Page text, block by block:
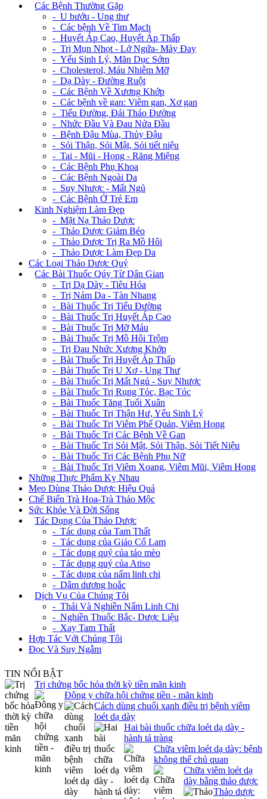
Các Bệnh Thường Gặp
- U bướu - Ung thư
- Các bệnh Về Tim Mạch
- Huyết Áp Cao, Huyết Áp Thấp
- Trị Mụn Nhọt - Lở Ngứa- Mày Đay
- Yếu Sinh Lý, Mãn Dục Sớm
- Cholesterol, Máu Nhiễm Mỡ
- Dạ Dày - Đường Ruột
- Các Bệnh Về Xương Khớp
- Các bệnh về gan: Viêm gan, Xơ gan
- Tiểu Đường, Đái Tháo Đường
- Nhức Đầu Và Đau Nửa Đầu
- Bệnh Đậu Mùa, Thủy Đậu
- Sỏi Thận, Sỏi Mật, Sỏi tiết niệu
- Tai - Mũi - Họng - Răng Miệng
- Các Bệnh Phụ Khoa
- Các Bệnh Ngoài Da
- Suy Nhược - Mất Ngủ
- Các Bệnh Ở Trẻ Em
Kinh Nghiệm Làm Đẹp
- Mặt Nạ Thảo Dược
- Thảo Dược Giảm Béo
- Thảo Dược Trị Ra Mồ Hôi
- Thảo Dược Làm Đẹp Da
Các Loại Thảo Dược Quý
Các Bài Thuốc Qúy Từ Dân Gian
- Trị Dạ Dày - Tiêu Hóa
- Trị Nám Da - Tàn Nhang
- Bài Thuốc Trị Tiểu Đường
- Bài Thuốc Trị Huyết Áp Cao
- Bài Thuốc Trị Mỡ Máu
- Bài Thuốc Trị Mồ Hôi Trộm
- Trị Đau Nhức Xương Khớp
- Bài Thuốc Trị Huyết Áp Thấp
- Bài Thuốc Trị U Xơ - Ung Thư
- Bài Thuốc Trị Mất Ngủ - Suy Nhược
- Bài Thuốc Trị Rụng Tóc, Bạc Tóc
- Bài Thuốc Tăng Tuổi Xuân
- Bài Thuốc Trị Thận Hư, Yếu Sinh Lý
- Bài Thuốc Trị Viêm Phế Quản, Viêm Họng
- Bài Thuốc Trị Các Bệnh Về Gan
- Bài Thuốc Trị Sỏi Mật, Sỏi Thận, Sỏi Tiết Niệu
- Bài Thuốc Trị Các Bệnh Phụ Nữ
- Bài Thuốc Trị Viêm Xoang, Viêm Mũi, Viêm Họng
Những Thực Phẩm Kỵ Nhau
Mẹo Dùng Thảo Dược Hiệu Quả
Chế Biến Trà Hoa-Trà Thảo Mộc
Sức Khỏe Và Đời Sống
Tác Dụng Của Thảo Dược
- Tác dụng của Tam Thất
- Tác dụng của Giảo Cổ Lam
- Tác dụng quý của táo mèo
- Tác dụng quý của Atiso
- Tác dụng của nấm linh chi
- Dâm dương hoắc
Dịch Vụ Của Chúng Tôi
- Thái Và Nghiền Nấm Linh Chi
- Nghiền Thuốc Bắc- Dược Liệu
- Xay Tam Thất
Hợp Tác Với Chúng Tôi
Đọc Và Suy Ngẫm
TIN NỔI BẬT
Trị chứng bốc hỏa thời kỳ tiền mãn kinh
Đông y chữa hội chứng tiền - mãn kinh
Cách dùng chuối xanh điều trị bệnh viêm
loét dạ dày
Hai bài thuốc chữa loét dạ dày -
hành tá tràng
Chữa viêm loét dạ dày: bệnh
không thể chủ quan
Chữa viêm loét dạ
dày bằng thảo dược
Thảo dược